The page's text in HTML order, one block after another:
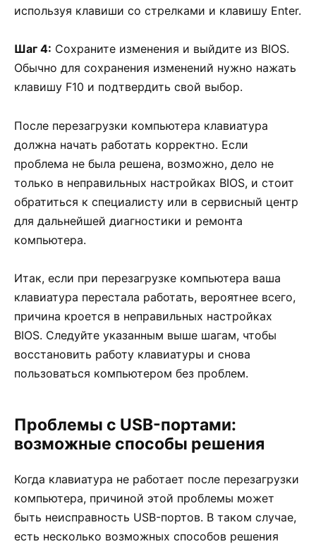
используя клавиши со стрелками и клавишу Enter.
Шаг 4: Сохраните изменения и выйдите из BIOS.
Обычно для сохранения изменений нужно нажать
клавишу F10 и подтвердить свой выбор.
После перезагрузки компьютера клавиатура
должна начать работать корректно. Если
проблема не была решена, возможно, дело не
только в неправильных настройках BIOS, и стоит
обратиться к специалисту или в сервисный центр
для дальнейшей диагностики и ремонта
компьютера.
Итак, если при перезагрузке компьютера ваша
клавиатура перестала работать, вероятнее всего,
причина кроется в неправильных настройках
BIOS. Следуйте указанным выше шагам, чтобы
восстановить работу клавиатуры и снова
пользоваться компьютером без проблем.
Проблемы с USB-портами:
возможные способы решения
Когда клавиатура не работает после перезагрузки
компьютера, причиной этой проблемы может
быть неисправность USB-портов. В таком случае,
есть несколько возможных способов решения